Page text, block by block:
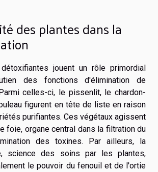
des plantes dans la
jouent un rôle primordial
des fonctions d'élimination de
celles-ci, le pissenlit, le chardon-
figurent en tête de liste en raison
purifiantes. Ces végétaux agissent
foie, organe central dans la filtration du
des toxines. Par ailleurs, la
science des soins par les plantes,
le pouvoir du fenouil et de l'ortie